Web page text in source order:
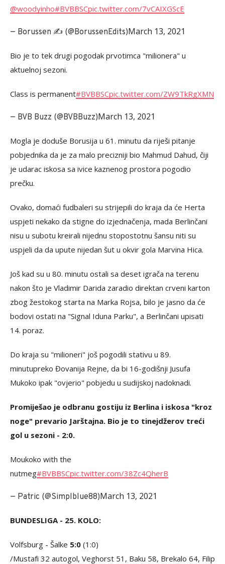
@woodyinho#BVBBSCpic.twitter.com/7vCAIXGScE
— Borussen ✍ (@BorussenEdits)March 13, 2021
Bio je to tek drugi pogodak prvotimca "milionera" u
aktuelnoj sezoni.
Class is permanent#BVBBSCpic.twitter.com/ZW9TkRgXMN
— BVB Buzz (@BVBBuzz)March 13, 2021
Mogla je doduše Borusija u 61. minutu da riješi pitanje
pobjednika da je za malo precizniji bio Mahmud Dahud, čiji
je udarac iskosa sa ivice kaznenog prostora pogodio
prečku.
Ovako, domaći fudbaleri su strijepili do kraja da će Herta
uspjeti nekako da stigne do izjednačenja, mada Berlinčani
nisu u subotu kreirali nijednu stopostotnu šansu niti su
uspjeli da da upute nijedan šut u okvir gola Marvina Hica.
Još kad su u 80. minutu ostali sa deset igrača na terenu
nakon što je Vladimir Darida zaradio direktan crveni karton
zbog žestokog starta na Marka Rojsa, bilo je jasno da će
bodovi ostati na "Signal Iduna Parku", a Berlinčani upisati
14. poraz.
Do kraja su "milioneri" još pogodili stativu u 89.
minutupreko Đovanija Rejne, da bi 16-godišnji Jusufa
Mukoko ipak "ovjerio" pobjedu u sudijskoj nadoknadi.
Promiješao je odbranu gostiju iz Berlina i iskosa "kroz
noge" prevario Jarštajna. Bio je to tinejdžerov treći
gol u sezoni - 2:0.
Moukoko with the
nutmeg#BVBBSCpic.twitter.com/38Zc4QherB
— Patric (@Simplblue88)March 13, 2021
BUNDESLIGA - 25. KOLO:
Volfsburg - Šalke 5:0 (1:0)
/Mustafi 32 autogol, Veghorst 51, Baku 58, Brekalo 64, Filip